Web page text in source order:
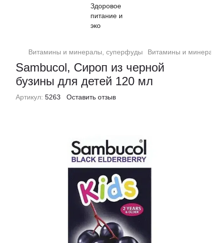
Витамины и минералы, суперфуды Витамины и
Sambucol, Сироп из черной
бузины для детей 120 мл
Артикул: 5263 Оставить отзыв